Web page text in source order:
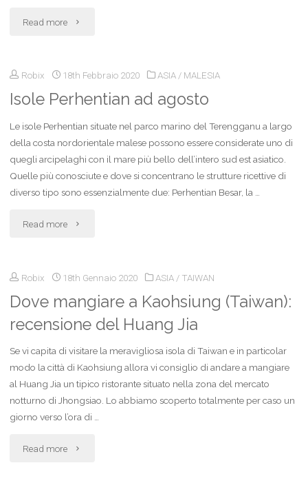
Read more "Viaggio
Malesia
:
itinerario
di
Robix 18th Febbraio 2020 ASIA / MALESIA
Isole Perhentian ad agosto
Le isole Perhentian situate nel parco marino del Terengganu a largo
della costa nordorientale malese possono essere considerate uno di
quegli arcipelaghi con il mare più bello dell’intero sud est asiatico.
Quelle più conosciute e dove si concentrano le strutture ricettive di
diverso tipo sono essenzialmente due: Perhentian Besar, la …
Read more "Isole
ad
agosto"
Robix 18th Gennaio 2020 ASIA / TAIWAN
Dove mangiare a Kaohsiung (Taiwan):
recensione del Huang Jia
Se vi capita di visitare la meravigliosa isola di Taiwan e in particolar
modo la città di Kaohsiung allora vi consiglio di andare a mangiare
al Huang Jia un tipico ristorante situato nella zona del mercato
notturno di Jhongsiao. Lo abbiamo scoperto totalmente per caso un
giorno verso l’ora di …
Read more "Dove